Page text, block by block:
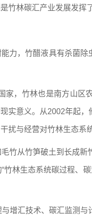
竹林碳汇产业发展发挥
力，竹醋液具有杀菌
，竹林也是南方山区
意义。从2002年起，
与经营对竹林生态系
竹从竹笋破土到长成
林生态系统碳过程、
增汇技术、碳汇监测